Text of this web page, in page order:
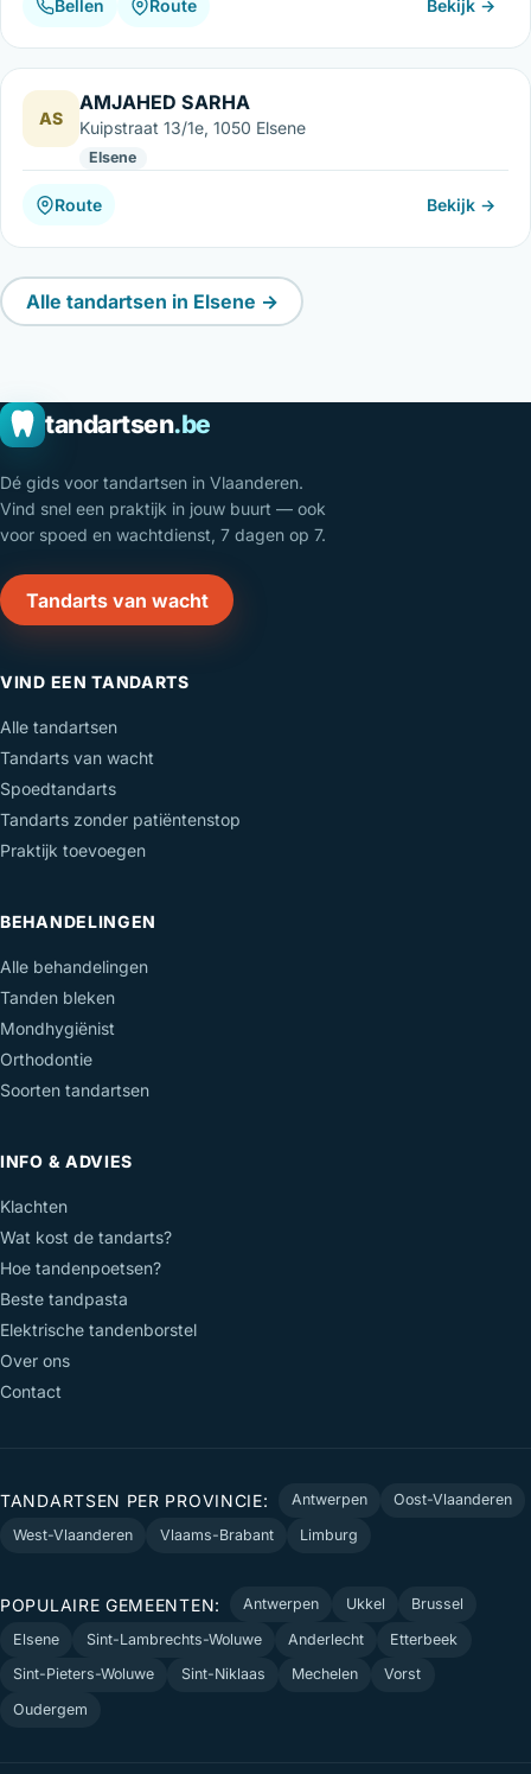
Bellen Route Bekijk →
AS
AMJAHED SARHA
Kuipstraat 13/1e, 1050 Elsene
Elsene
Route Bekijk →
Alle tandartsen in Elsene →
tandartsen.be
Dé gids voor tandartsen in Vlaanderen.
Vind snel een praktijk in jouw buurt — ook
voor spoed en wachtdienst, 7 dagen op 7.
Tandarts van wacht
VIND EEN TANDARTS
Alle tandartsen
Tandarts van wacht
Spoedtandarts
Tandarts zonder patiëntenstop
Praktijk toevoegen
BEHANDELINGEN
Alle behandelingen
Tanden bleken
Mondhygiënist
Orthodontie
Soorten tandartsen
INFO & ADVIES
Klachten
Wat kost de tandarts?
Hoe tandenpoetsen?
Beste tandpasta
Elektrische tandenborstel
Over ons
Contact
TANDARTSEN PER PROVINCIE: Antwerpen
Oost-Vlaanderen
West-Vlaanderen
Vlaams-Brabant Limburg
POPULAIRE GEMEENTEN: Antwerpen Ukkel
Brussel
Elsene
Sint-Lambrechts-Woluwe Anderlecht
Etterbeek
Sint-Pieters-Woluwe
Sint-Niklaas Mechelen
Vorst
Oudergem